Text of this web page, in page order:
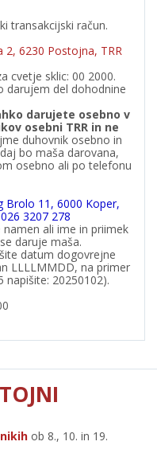
transakcijski račun.
2, 6230 Postojna, TRR
cvetje sklic: 00 2000.
darujem del dohodnine
darujete osebno v
osebni TRR in ne
duhovnik osebno in
bo maša darovana,
osebno ali po telefonu
Brolo 11, 6000 Koper,
3207 278
namen ali ime in priimek
daruje maša.
datum dogovrejne
LLLLMMDD, na primer
napišite: 20250102).
ob 8., 10. in 19.